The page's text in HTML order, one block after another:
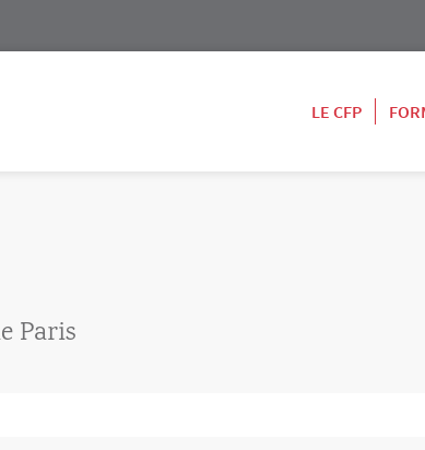
LE CFP
Paris